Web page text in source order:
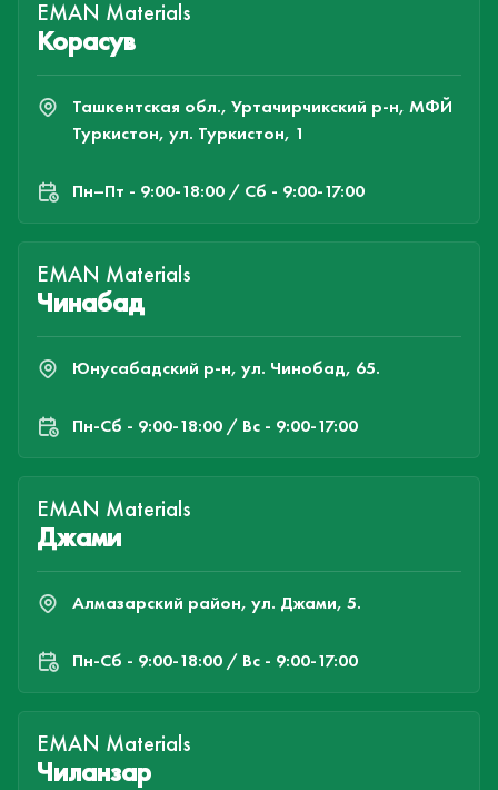
EMAN Materials
Корасув
Ташкентская обл., Уртачирчикский р-н, МФЙ
Туркистон, ул. Туркистон, 1
Пн–Пт - 9:00-18:00 / Сб - 9:00-17:00
EMAN Materials
Чинабад
Юнусабадский р-н, ул. Чинобад, 65.
Пн-Cб - 9:00-18:00 / Вс - 9:00-17:00
EMAN Materials
Джами
Алмазарский район, ул. Джами, 5.
Пн-Cб - 9:00-18:00 / Вс - 9:00-17:00
EMAN Materials
Чиланзар